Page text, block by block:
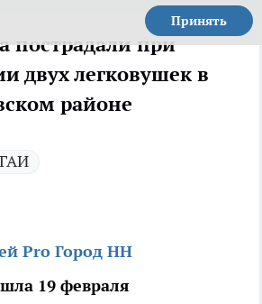
Принять
пострадали при
двух легковушек в
районе
ГАИ
Pro Город НН
19 февраля